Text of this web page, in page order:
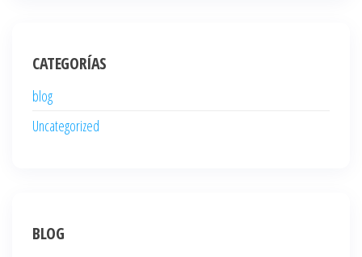
CATEGORÍAS
blog
Uncategorized
BLOG